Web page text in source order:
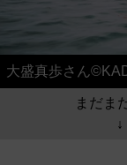
大盛真歩さん
まだま